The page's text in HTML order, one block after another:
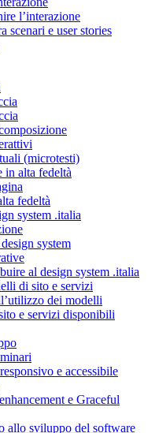
l’interazione
scenari e user stories
(microtesti)
in alta fedeltà
fedeltà
system .italia
system
al design system .italia
di sito e servizi
dei modelli
e servizi disponibili
e accessibile
e Graceful
allo sviluppo del software